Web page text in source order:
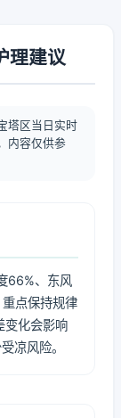
理建议
塔区当日实时
内容仅供参
66%、东风
点保持规律
变化会影响
凉风险。